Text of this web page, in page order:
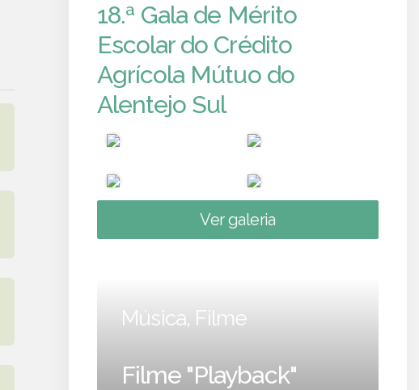
18.ª Gala de Mérito
Escolar do Crédito
Agrícola Mútuo do
Alentejo Sul
Ver galeria
Música, Filme
Filme "Playback"